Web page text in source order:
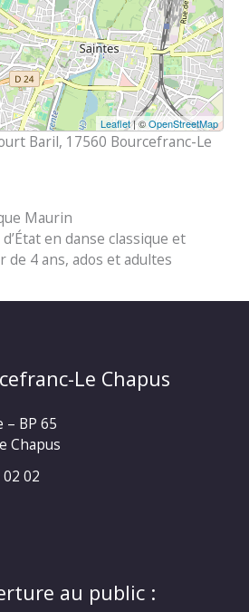
Leaflet| ©OpenStreetMap
Baril, 17560 Bourcefranc-Le
Maurin
en danse classique et
de 4 ans, ados et adultes
Le Chapus
– BP 65
Chapus
02
au public :